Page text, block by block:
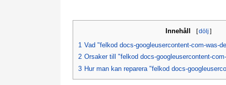
Innehåll [dölj ]
1 Vad "felkod docs-googleusercontent-com-was-
2 Orsaker till "felkod docs-googleusercontent-
3 Hur man kan reparera "felkod docs-